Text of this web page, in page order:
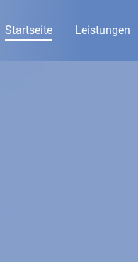
Startseite Leistungen